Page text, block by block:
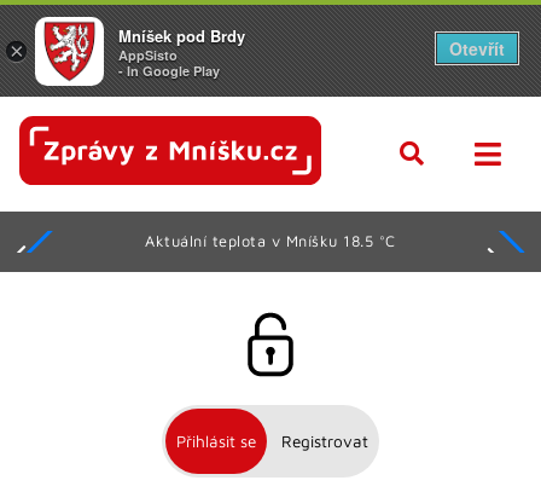
Aktuální teplota v Mníšku 18.5 °C
Přihlásit se Registrovat
×
Mníšek pod Brdy
AppSisto
- In Google Play
Otevřít